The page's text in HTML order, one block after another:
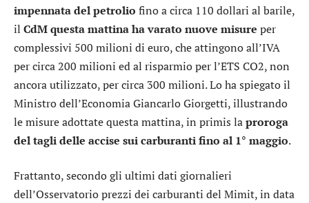
impennata del petrolio fino a circa 110 dollari al barile,
il CdM questa mattina ha varato nuove misure per
complessivi 500 milioni di euro, che attingono all’IVA
per circa 200 milioni ed al risparmio per l’ETS CO2, non
ancora utilizzato, per circa 300 milioni. Lo ha spiegato il
Ministro dell’Economia Giancarlo Giorgetti, illustrando
le misure adottate questa mattina, in primis laproroga
del tagli delle accise sui carburantifino al 1° maggio.
Frattanto, secondo gli ultimi dati giornalieri
dell’Osservatorio prezzi dei carburanti del Mimit, in data